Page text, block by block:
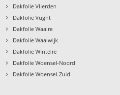
› Dakfolie Vlierden
› Dakfolie Vught
› Dakfolie Waalre
› Dakfolie Waalwijk
› Dakfolie Wintelre
› Dakfolie Woensel-Noord
› Dakfolie Woensel-Zuid